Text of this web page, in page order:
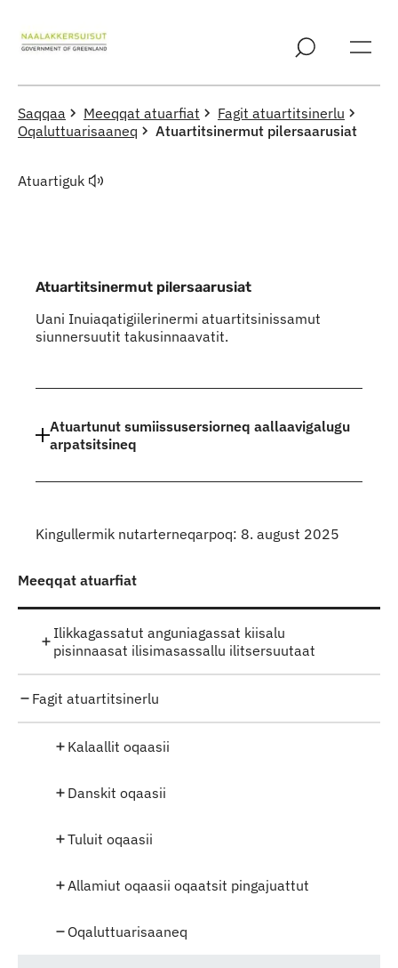
Saqqaa Meeqqat atuarfiat
Fagit atuartitsinerlu
Oqaluttuarisaaneq
Atuartitsinermut pilersaarusiat
Atuartiguk
Atuartitsinermut pilersaarusiat
Uani Inuiaqatigiilerinermi atuartitsinissamut
siunnersuutit takusinnaavatit.
Atuartunut sumiissusersiorneq aallaavigalugu
arpatsitsineq
Kingullermik nutarterneqarpoq: 8. august 2025
Meeqqat atuarfiat
Ilikkagassatut anguniagassat kiisalu
pisinnaasat ilisimasassallu ilitsersuutaat
Fagit atuartitsinerlu
Kalaallit oqaasii
Danskit oqaasii
Tuluit oqaasii
Allamiut oqaasii oqaatsit pingajuattut
Oqaluttuarisaaneq